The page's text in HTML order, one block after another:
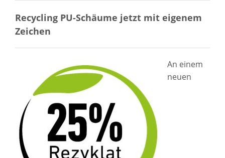
Recycling PU-Schäume jetzt mit eigenem
Zeichen
An einem
neuen